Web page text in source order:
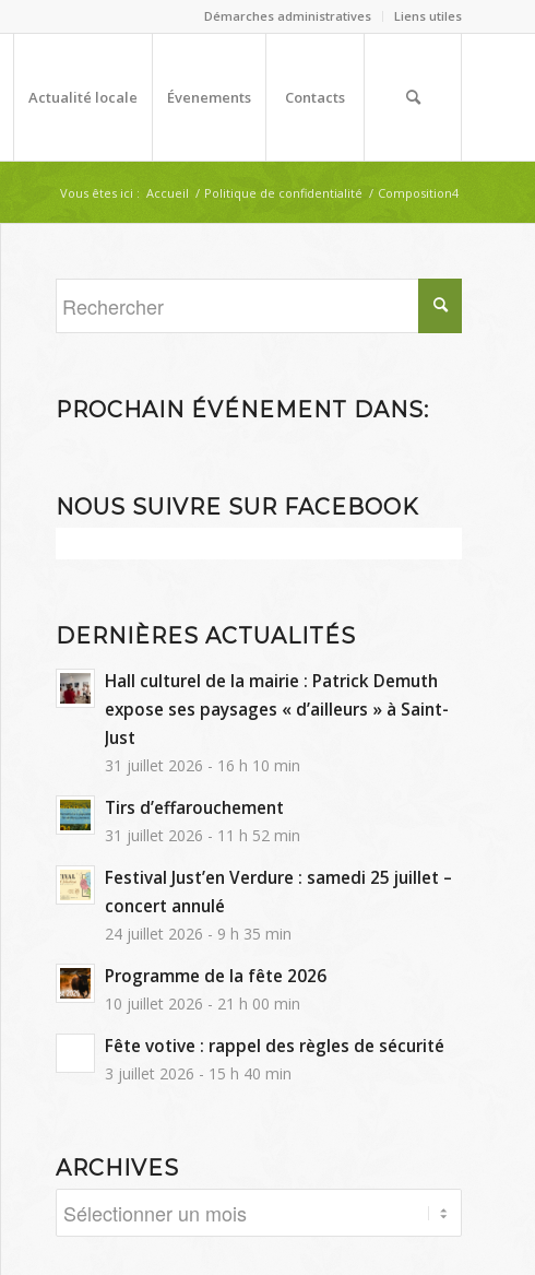
Démarches administratives Liens utiles
Actualité locale Évenements Contacts
Vous êtes ici : Accueil / Politique de confidentialité / Composition4
PROCHAIN ÉVÉNEMENT DANS:
NOUS SUIVRE SUR FACEBOOK
DERNIÈRES ACTUALITÉS
Hall culturel de la mairie : Patrick Demuth
expose ses paysages « d’ailleurs » à Saint-
Just
31 juillet 2026 - 16 h 10 min
Tirs d’effarouchement
31 juillet 2026 - 11 h 52 min
Festival Just’en Verdure : samedi 25 juillet –
concert annulé
24 juillet 2026 - 9 h 35 min
Programme de la fête 2026
10 juillet 2026 - 21 h 00 min
Fête votive : rappel des règles de sécurité
3 juillet 2026 - 15 h 40 min
ARCHIVES